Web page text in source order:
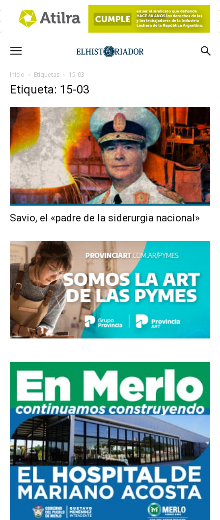
Inicio Etiquetas 15-03
Etiqueta: 15-03
Savio, el «padre de la siderurgia nacional»